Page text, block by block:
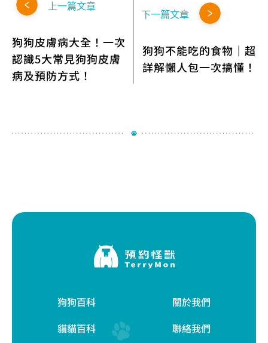
上一篇文章
狗狗皮膚病大全！一次
認識5大常見狗狗皮膚
病及預防方式！
下一篇文章
狗狗不能吃的食物｜超
詳解懶人包一次搞懂！
狗狗百科
貓貓百科
關於我們
聯絡我們